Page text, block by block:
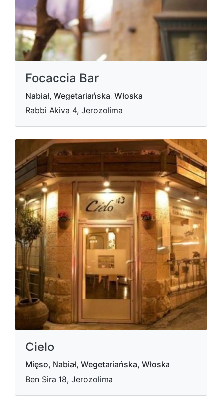
Focaccia Bar
Nabiał, Wegetariańska, Włoska
Rabbi Akiva 4, Jerozolima
Cielo
Mięso, Nabiał, Wegetariańska, Włoska
Ben Sira 18, Jerozolima